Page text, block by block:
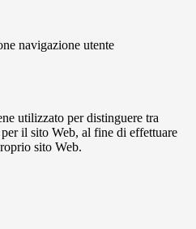
navigazione utente
utilizzato per distinguere tra
il sito Web, al fine di effettuare
sito Web.